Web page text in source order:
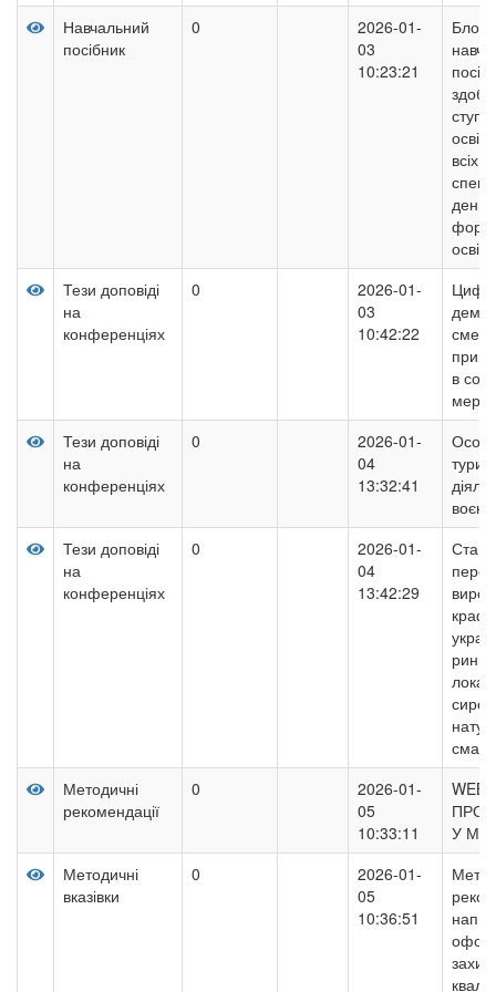
Навчальний
посібник
0
2026-01-
03
10:23:21
всіх
форм
освіти
Тези доповіді
на
конференціях
0
2026-01-
03
10:42:22
в
Тези доповіді
на
конференціях
0
2026-01-
04
13:32:41
Тези доповіді
на
конференціях
0
2026-01-
04
13:42:29
Стан
ринку
Методичні
рекомендації
0
2026-01-
05
10:33:11
WEB-
У
Методичні
вказівки
0
2026-01-
05
10:36:51